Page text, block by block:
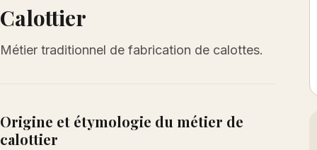
Calottier
Métier traditionnel de fabrication de calottes.
Origine et étymologie du métier de
calottier